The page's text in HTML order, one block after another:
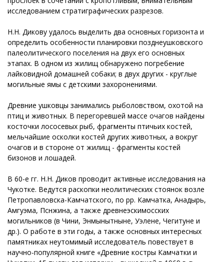
исследованием стратиграфических разрезов.
Н.Н. Дикову удалось выделить два основных горизонта и
определить особенности планировки позднеушковского
палеолитического поселения на двух его основных
этапах. В одном из жилищ обнаружено погребение
лайковидной домашней собаки; в двух других - круглые
могильные ямы с детскими захоронениями.
Древние ушковцы занимались рыболовством, охотой на
птиц и животных. В перегоревшей массе очагов найдены
косточки лососевых рыб, фрагменты птичьих костей,
мельчайшие осколки костей других животных, а вокруг
очагов и в стороне от жилищ - фрагменты костей
бизонов и лошадей.
В 60-е гг. Н.Н. Диков проводит активные исследования на
Чукотке. Ведутся раскопки неолитических стоянок возле
Петропавловска-Камчатского, по pp. Камчатка, Анадырь,
Амгуэма, Пснжина, а также древнеэскимосских
могильников (в Чини, Энмынытныне, Уэлене, Чегитуне и
др.). О работе в эти годы, а также основных интересных
памятниках неутомимый исследователь повествует в
научно-популярной книге «Древние костры Камчатки и